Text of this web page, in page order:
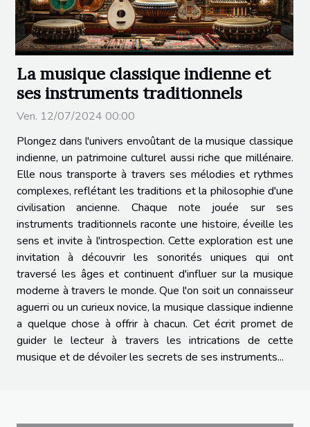
La musique classique indienne et
ses instruments traditionnels
Ven. 12/07/2024 00:00
Plongez dans l'univers envoûtant de la musique classique
indienne, un patrimoine culturel aussi riche que millénaire.
Elle nous transporte à travers ses mélodies et rythmes
complexes, reflétant les traditions et la philosophie d'une
civilisation ancienne. Chaque note jouée sur ses
instruments traditionnels raconte une histoire, éveille les
sens et invite à l'introspection. Cette exploration est une
invitation à découvrir les sonorités uniques qui ont
traversé les âges et continuent d'influer sur la musique
moderne à travers le monde. Que l'on soit un connaisseur
aguerri ou un curieux novice, la musique classique indienne
a quelque chose à offrir à chacun. Cet écrit promet de
guider le lecteur à travers les intrications de cette
musique et de dévoiler les secrets de ses instruments...